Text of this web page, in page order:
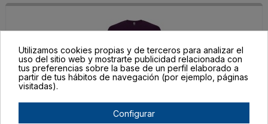
Utilizamos cookies propias y de terceros para analizar el
uso del sitio web y mostrarte publicidad relacionada con
tus preferencias sobre la base de un perfil elaborado a
partir de tus hábitos de navegación (por ejemplo, páginas
visitadas).
Configurar